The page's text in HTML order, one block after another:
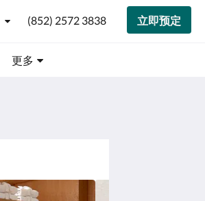
(852) 2572 3838 立即预定
更多